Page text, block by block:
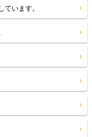
ています。